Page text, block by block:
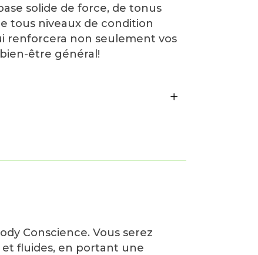
solide de force, de tonus
tous niveaux de condition
renforcera non seulement vos
être général!
Conscience. Vous serez
fluides, en portant une